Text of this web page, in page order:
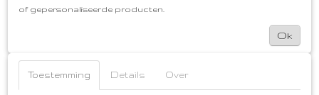
of gepersonaliseerde producten.
Ok
Toestemming Details Over